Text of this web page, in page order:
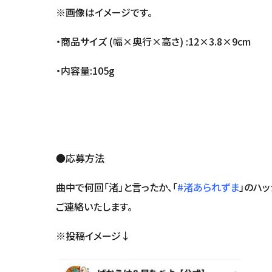
※画像はイメージです。
・商品サイズ (幅×奥行×高さ) :12×3.8×9cm
・内容量:105g
●応募
曲中で何回「渚」と言ったか、「#渚あられずま」
ご連絡いたします。
※投稿イメージ↓